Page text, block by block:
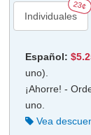
Individuales
23¢
Español:
uno).
¡Ahorre! -
uno.
Vea